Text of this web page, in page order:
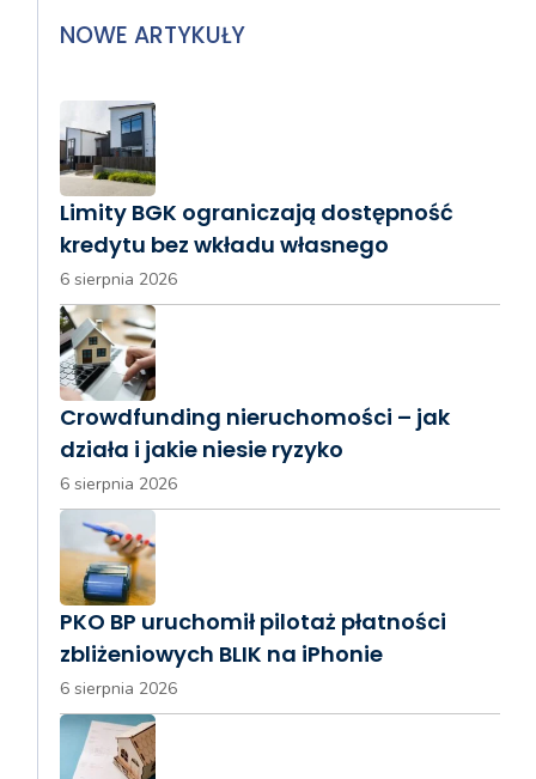
NOWE ARTYKUŁY
Limity BGK ograniczają dostępność
kredytu bez wkładu własnego
6 sierpnia 2026
Crowdfunding nieruchomości – jak
działa i jakie niesie ryzyko
6 sierpnia 2026
PKO BP uruchomił pilotaż płatności
zbliżeniowych BLIK na iPhonie
6 sierpnia 2026